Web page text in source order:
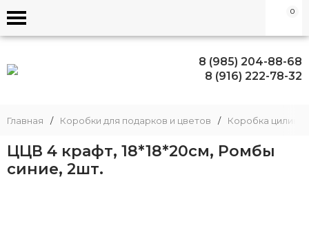
0
8 (985) 204-88-68
8 (916) 222-78-32
Главная / Коробки для подарков и цветов / Коробка
ЦЦВ 4 крафт, 18*18*20см, Ромбы
синие, 2шт.